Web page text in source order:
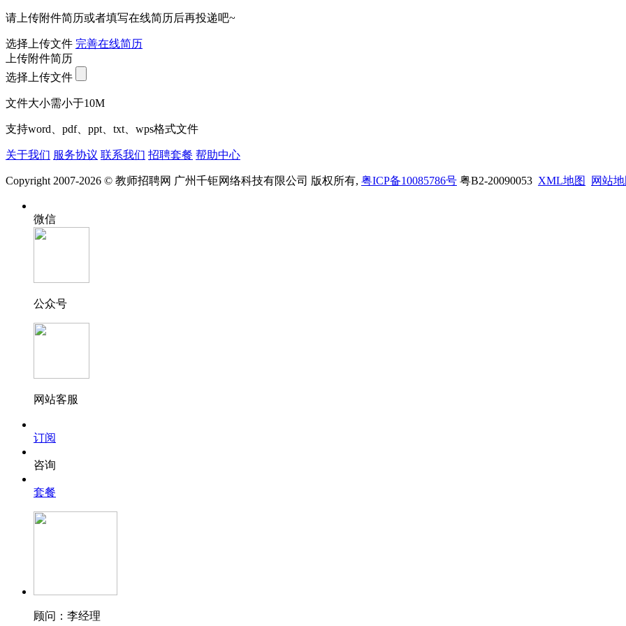
请上传附件简历或者填写在线简历后再投递吧~
选择上传文件 完善在线简历
上传附件简历
选择上传文件
文件大小需小于10M
支持word、pdf、ppt、txt、wps格式文件
关于我们 服务协议 联系我们 招聘套餐 帮助中心
Copyright 2007-2026 © 教师招聘网 广州千钜网络科技有限公司 版权所有, 粤ICP备10085786号 粤B2-20090053 XML地图 网站
微信
公众号
网站客服
订阅
咨询
套餐
顾问：李经理